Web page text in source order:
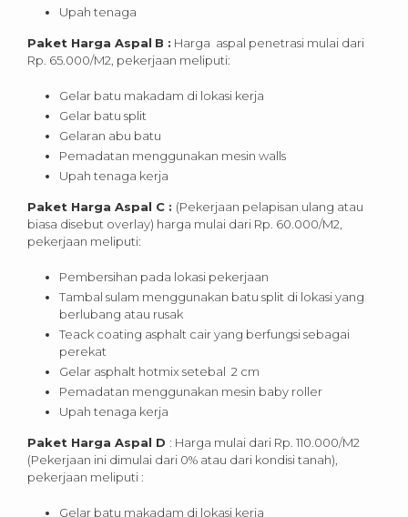
Upah tenaga
Paket Harga Aspal B : Harga aspal penetrasi mulai dari
Rp. 65.000/M2, pekerjaan meliputi:
Gelar batu makadam di lokasi kerja
Gelar batu split
Gelaran abu batu
Pemadatan menggunakan mesin walls
Upah tenaga kerja
Paket Harga Aspal C : (Pekerjaan pelapisan ulang atau
biasa disebut overlay) harga mulai dari Rp. 60.000/M2,
pekerjaan meliputi:
Pembersihan pada lokasi pekerjaan
Tambal sulam menggunakan batu split di lokasi yang
berlubang atau rusak
Teack coating asphalt cair yang berfungsi sebagai
perekat
Gelar asphalt hotmix setebal 2 cm
Pemadatan menggunakan mesin baby roller
Upah tenaga kerja
Paket Harga Aspal D : Harga mulai dari Rp. 110.000/M2
(Pekerjaan ini dimulai dari 0% atau dari kondisi tanah),
pekerjaan meliputi :
Gelar batu makadam di lokasi kerja